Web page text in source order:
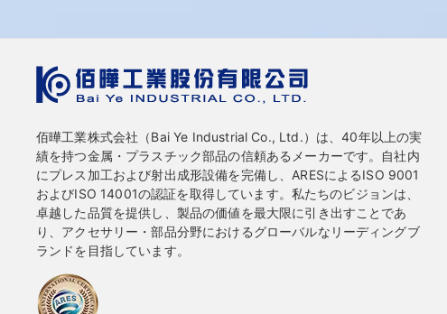
佰曄工業株式会社（Bai Ye Industrial Co., Ltd.）は、40年以上の実
績を持つ金属・プラスチック部品の信頼あるメーカーです。自社内
にプレス加工および射出成形設備を完備し、ARESによるISO 9001
およびISO 14001の認証を取得しています。私たちのビジョンは、
卓越した品質を提供し、製品の価値を最大限に引き出すことであ
り、アクセサリー・部品分野におけるグローバルなリーディングブ
ランドを目指しています。